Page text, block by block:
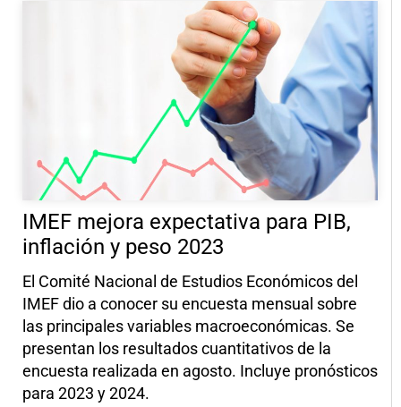
IMEF mejora expectativa para PIB,
inflación y peso 2023
El Comité Nacional de Estudios Económicos del
IMEF dio a conocer su encuesta mensual sobre
las principales variables macroeconómicas. Se
presentan los resultados cuantitativos de la
encuesta realizada en agosto. Incluye pronósticos
para 2023 y 2024.